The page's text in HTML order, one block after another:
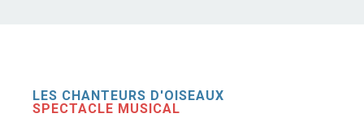
LES CHANTEURS D'OISEAUX
SPECTACLE MUSICAL